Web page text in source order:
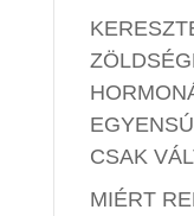
CSAK
MIÉRT